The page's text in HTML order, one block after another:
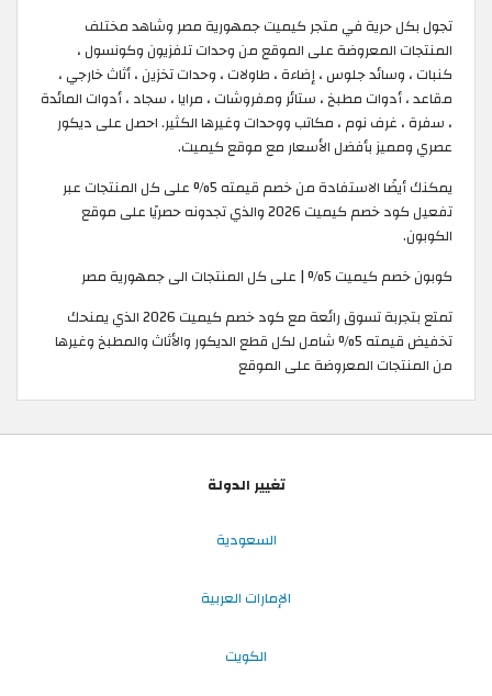
تجول بكل حرية في متجر كيميت جمهورية مصر وشاهد مختلف
المنتجات المعروضة على الموقع من وحدات تلفزيون وكونسول ،
كنبات ، وسائد جلوس ، إضاءة ، طاولات ، وحدات تخزين ، أثاث خارجي ،
مقاعد ، أدوات مطبخ ، ستائر ومفروشات ، مرايا ، سجاد ، أدوات المائدة
، سفرة ، غرف نوم ، مكاتب ووحدات وغيرها الكثير. احصل على ديكور
عصري ومميز بأفضل الأسعار مع موقع كيميت.
يمكنك أيضًا الاستفادة من خصم قيمته 5% على كل المنتجات عبر
تفعيل كود خصم كيميت 2026 والذي تجدونه حصريًا على موقع
الكوبون.
كوبون خصم كيميت 5% | على كل المنتجات الى جمهورية مصر
تمتع بتجربة تسوق رائعة مع كود خصم كيميت 2026 الذي يمنحك
تخفيض قيمته 5% شامل لكل قطع الديكور والأثاث والمطبخ وغيرها
من المنتجات المعروضة على الموقع
تغيير الدولة
السعودية
الإمارات العربية
الكويت